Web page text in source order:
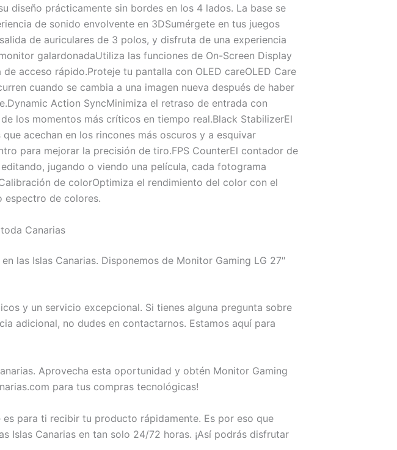
diseño prácticamente sin bordes en los 4 lados. La base se
de sonido envolvente en 3DSumérgete en tus juegos
de auriculares de 3 polos, y disfruta de una experiencia
galardonadaUtiliza las funciones de On-Screen Display
acceso rápido.Proteje tu pantalla con OLED careOLED Care
cuando se cambia a una imagen nueva después de haber
Action SyncMinimiza el retraso de entrada con
los momentos más críticos en tiempo real.Black StabilizerEl
acechan en los rincones más oscuros y a esquivar
para mejorar la precisión de tiro.FPS CounterEl contador de
jugando o viendo una película, cada fotograma
de colorOptimiza el rendimiento del color con el
espectro de colores.
Canarias
las Islas Canarias. Disponemos de Monitor Gaming LG 27″
y un servicio excepcional. Si tienes alguna pregunta sobre
adicional, no dudes en contactarnos. Estamos aquí para
Aprovecha esta oportunidad y obtén Monitor Gaming
para tus compras tecnológicas!
para ti recibir tu producto rápidamente. Es por eso que
Islas Canarias en tan solo 24/72 horas. ¡Así podrás disfrutar